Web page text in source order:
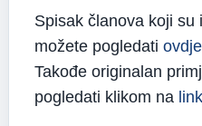
Spisak članova koji su
možete pogledati ovdje
Takođe originalan
pogledati klikom na link